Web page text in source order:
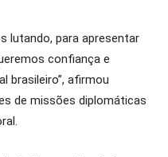
lutando, para apresentar
confiança e
brasileiro”, afirmou
de missões diplomáticas